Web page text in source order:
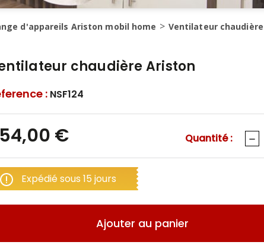
d'appareils Ariston mobil home Ventilateur
chaudière Ariston
: NSF124
€ Quantité :
Expédié sous 15 jours
Ajouter au panier